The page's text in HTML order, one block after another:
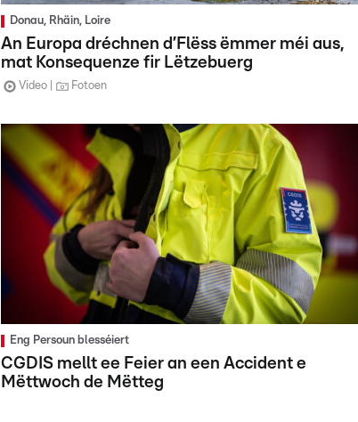
Donau, Rhäin, Loire
An Europa dréchnen d’Flëss ëmmer méi aus,
mat Konsequenze fir Lëtzebuerg
Video Fotoen
Eng Persoun blesséiert
CGDIS mellt ee Feier an een Accident e
Mëttwoch de Mëtteg